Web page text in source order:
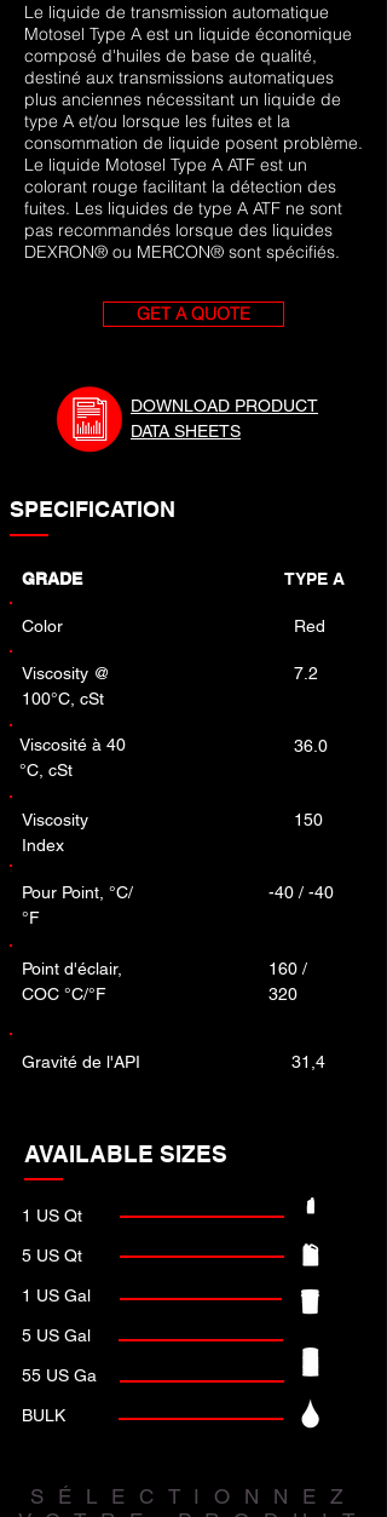
Le liquide de transmission automatique
Motosel Type A est un liquide économique
composé d'huiles de base de qualité,
destiné aux transmissions automatiques
plus anciennes nécessitant un liquide de
type A et/ou lorsque les fuites et la
consommation de liquide posent problème.
Le liquide Motosel Type A ATF est un
colorant rouge facilitant la détection des
fuites. Les liquides de type A ATF ne sont
pas recommandés lorsque des liquides
DEXRON® ou MERCON® sont spécifiés.
GET A QUOTE
DOWNLOAD PRODUCT
DATA SHEETS
SPECIFICATION
GRADE TYPE A
Color Red
Viscosity @
100°C, cSt
7.2
Viscosité à 40
°C, cSt
36.0
Viscosity
Index
150
Pour Point, °C/
°F
-40 / -40
Point d'éclair,
COC °C/°F
160 /
320
Gravité de l'API 31,4
AVAILABLE SIZES
1 US Qt
5 US Qt
1 US Gal
5 US Gal
55 US Ga
BULK
SÉLECTIONNEZ